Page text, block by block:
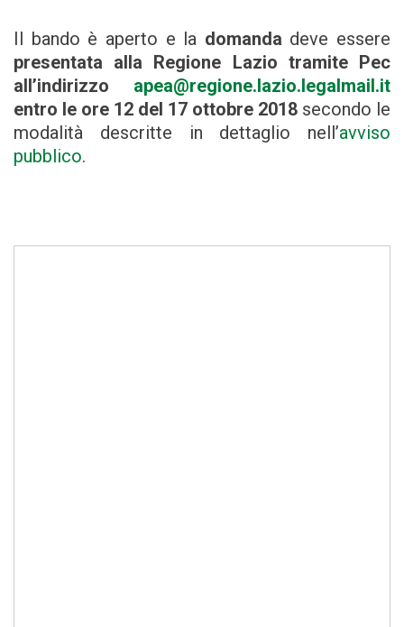
Il bando è aperto e la domanda deve essere
presentata alla Regione Lazio tramite Pec
all’indirizzo apea@regione.lazio.legalmail.it
entro le ore 12 del 17 ottobre 2018 secondo le
modalità descritte in dettaglio nell’avviso
pubblico.